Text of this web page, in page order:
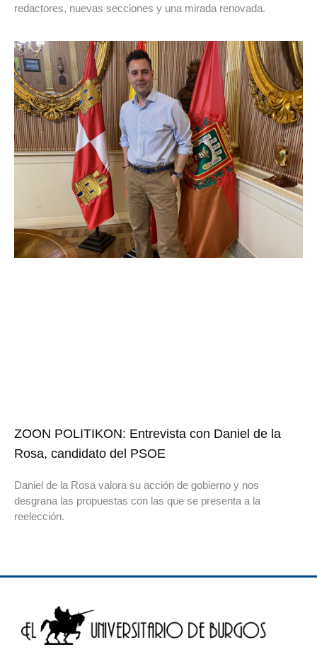
redactores, nuevas secciones y una mirada renovada.
ZOON POLITIKON: Entrevista con Daniel de la
Rosa, candidato del PSOE
Daniel de la Rosa valora su acción de gobierno y nos
desgrana las propuestas con las que se presenta a la
reelección.